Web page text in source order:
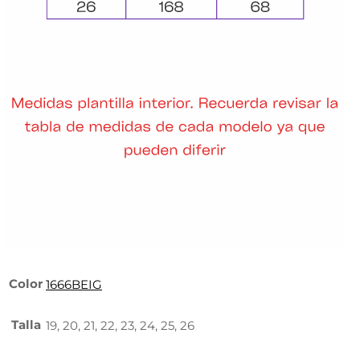
Color 1666BEIG
Talla 19, 20, 21, 22, 23, 24, 25, 26